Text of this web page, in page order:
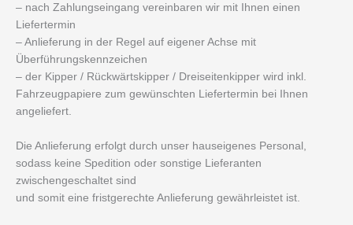
– nach Zahlungseingang vereinbaren wir mit Ihnen einen
Liefertermin
– Anlieferung in der Regel auf eigener Achse mit
Überführungskennzeichen
– der Kipper / Rückwärtskipper / Dreiseitenkipper wird inkl.
Fahrzeugpapiere zum gewünschten Liefertermin bei Ihnen
angeliefert.
Die Anlieferung erfolgt durch unser hauseigenes Personal,
sodass keine Spedition oder sonstige Lieferanten
zwischengeschaltet sind
und somit eine fristgerechte Anlieferung gewährleistet ist.